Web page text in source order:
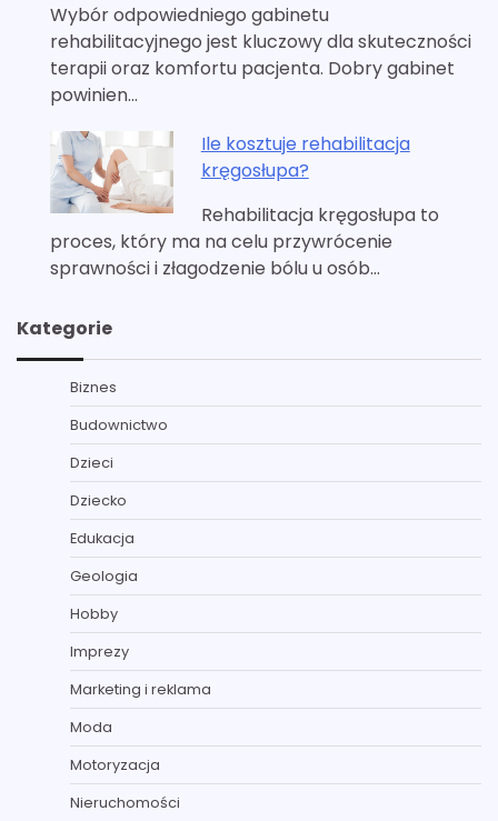
Wybór odpowiedniego gabinetu
rehabilitacyjnego jest kluczowy dla skuteczności
terapii oraz komfortu pacjenta. Dobry gabinet
powinien…
Ile kosztuje rehabilitacja
kręgosłupa?
Rehabilitacja kręgosłupa to
proces, który ma na celu przywrócenie
sprawności i złagodzenie bólu u osób…
Kategorie
Biznes
Budownictwo
Dzieci
Dziecko
Edukacja
Geologia
Hobby
Imprezy
Marketing i reklama
Moda
Motoryzacja
Nieruchomości